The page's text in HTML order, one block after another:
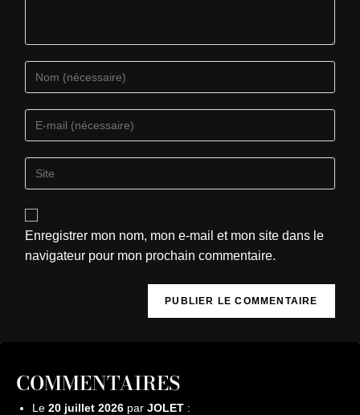
Enregistrer mon nom, mon e-mail et mon site dans le
navigateur pour mon prochain commentaire.
COMMENTAIRES
Le 20 juillet 2026 par JOLET :